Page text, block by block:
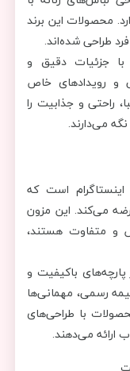
محصولات این برند
طراحی شده‌اند.
با جزئیات دقیق و
رویدادهای خاص
راحتی و جذابیت را
می‌دارند.
است که
می‌کند. این مزون
و متفاوت هستند،
پارچه‌های باکیفیت و
رسمی، مهمانی‌ها
با طراحی‌های
می‌دهند.